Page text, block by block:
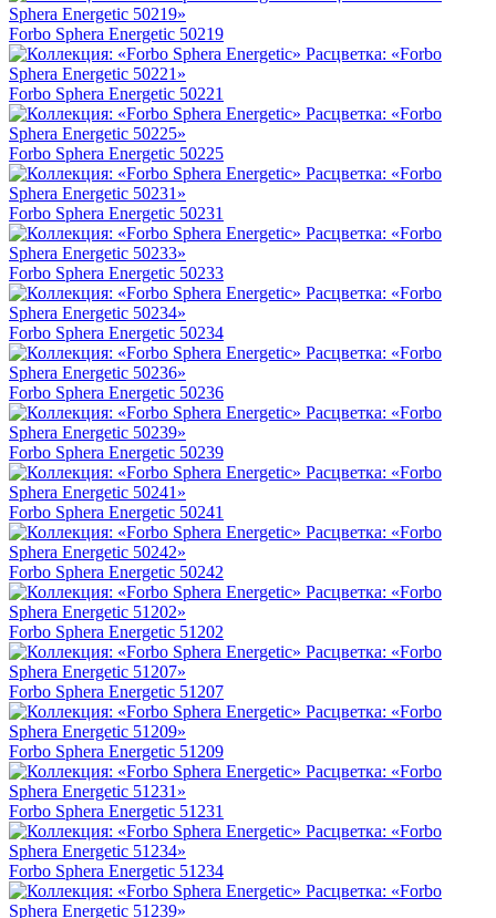
Forbo Sphera Energetic 50219
Forbo Sphera Energetic 50221
Forbo Sphera Energetic 50225
Forbo Sphera Energetic 50231
Forbo Sphera Energetic 50233
Forbo Sphera Energetic 50234
Forbo Sphera Energetic 50236
Forbo Sphera Energetic 50239
Forbo Sphera Energetic 50241
Forbo Sphera Energetic 50242
Forbo Sphera Energetic 51202
Forbo Sphera Energetic 51207
Forbo Sphera Energetic 51209
Forbo Sphera Energetic 51231
Forbo Sphera Energetic 51234